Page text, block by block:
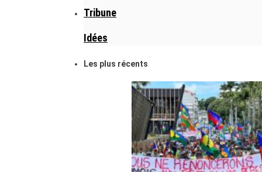
Tribune
Idées
Les plus récents